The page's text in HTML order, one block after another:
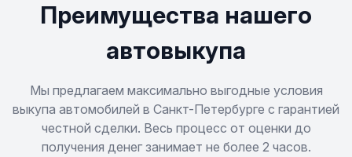
Преимущества нашего
автовыкупа
Мы предлагаем максимально выгодные условия
выкупа автомобилей в Санкт-Петербурге с гарантией
честной сделки. Весь процесс от оценки до
получения денег занимает не более 2 часов.